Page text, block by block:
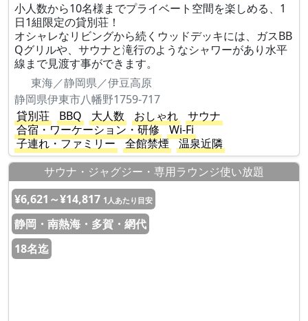
小人数から10名様までプライベート空間を楽しめる、1
日1組限定の貸別荘！
オシャレなリビングから続くウッドデッキには、ガスBB
Qグリルや、サウナと滝行のようなシャワーがあり水平
線まで見渡す事ができます。
東海／静岡県／伊豆高原
静岡県伊東市八幡野1759-717
貸別荘
BBQ 大人数 おしゃれ
サウナ
合宿・ワーケーション・研修
Wi-Fi
子連れ・ファミリー
全館禁煙
温泉近隣
サウナ・ジャグジー・専用ラウンジ使い放題
¥6,621～¥14,817 1人あたり目安
静岡・南熱海・多賀・網代
18名迄